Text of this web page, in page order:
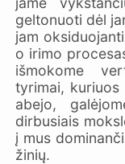
geltonuoti dėl
jam
o irimo
išmokome
tyrimai,
abejo,
dirbusiais
į mus
žinių.